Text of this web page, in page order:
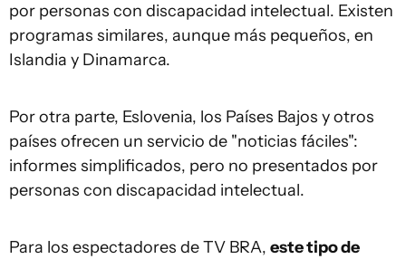
por personas con discapacidad intelectual. Existen
programas similares, aunque más pequeños, en
Islandia y Dinamarca.
Por otra parte, Eslovenia, los Países Bajos y otros
países ofrecen un servicio de "noticias fáciles":
informes simplificados, pero no presentados por
personas con discapacidad intelectual.
Para los espectadores de TV BRA, este tipo de